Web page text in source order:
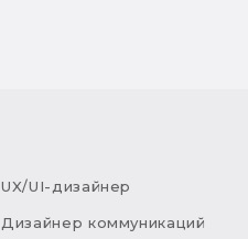
UX/UI-дизайнер
Дизайнер коммуникаций